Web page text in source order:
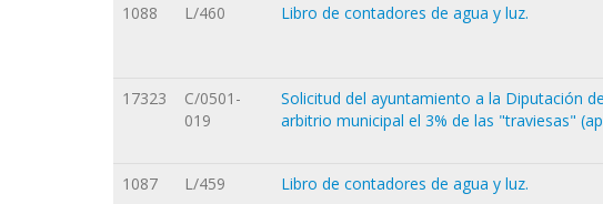
1088
L/460 Libro de contadores de agua y luz.
17323
C/0501-
019
Solicitud del ayuntamiento a la Diputación
arbitrio municipal el 3% de las "traviesas"
1087 L/459 Libro de contadores de agua y luz.